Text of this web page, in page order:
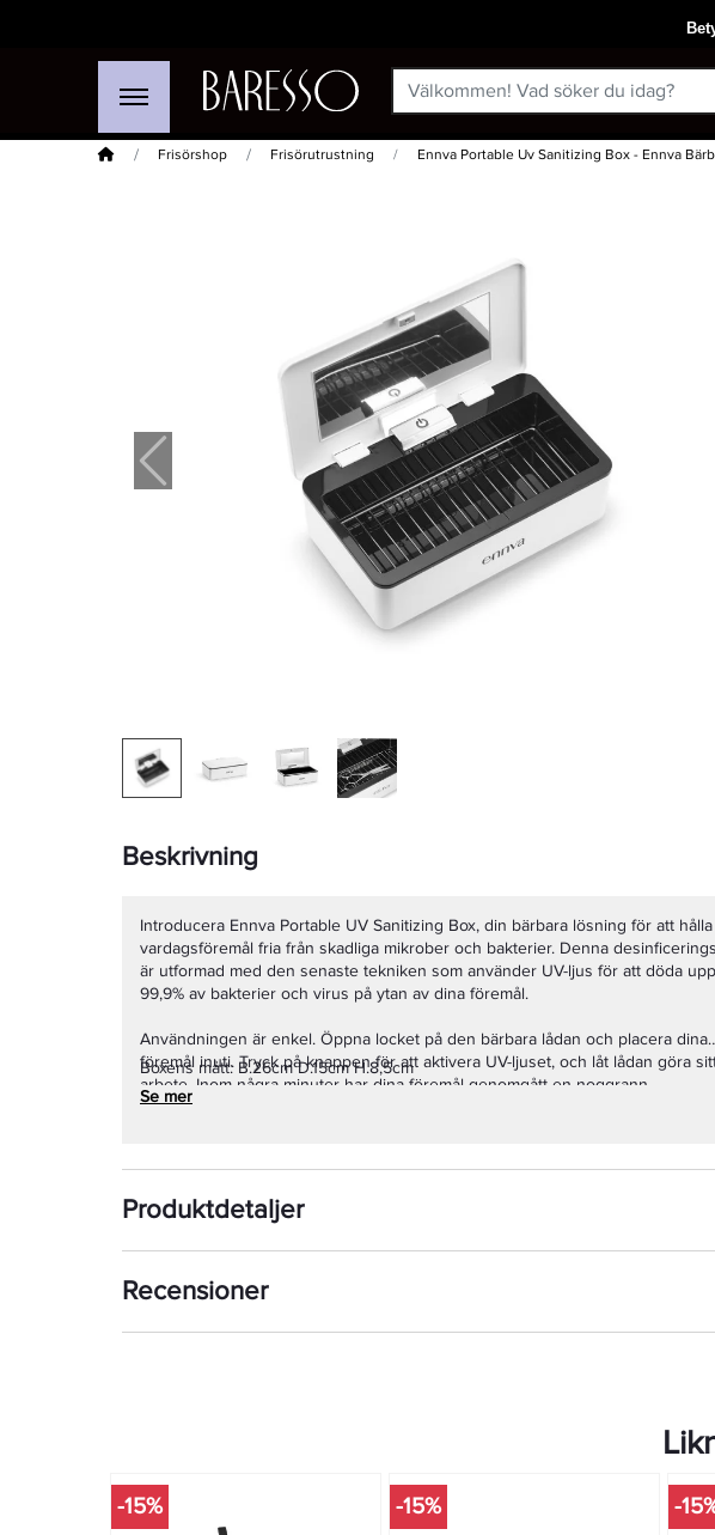
Hem Frisörshop Frisörutrustning Ennva Portable Uv Sanitizing Box - Ennva
Beskrivning
Introducera Ennva Portable UV Sanitizing Box, din bärbara lösning för att
vardagsföremål fria från skadliga mikrober och bakterier. Denna
är utformad med den senaste tekniken som använder UV-ljus för att döda
99,9% av bakterier och virus på ytan av dina föremål.
Användningen är enkel. Öppna locket på den bärbara lådan och placera dina
föremål inuti. Tryck på knappen för att aktivera UV-ljuset, och låt lådan göra
arbete. Inom några minuter har dina föremål genomgått en noggrann
rengöringsprocess och är redo att användas igen.
en mängd olika föremål, inklusive mobiltelefoner, nycklar, smycken, glasögon,
leksaker och mycket mer. Den är lätt att ta med dig och passar perfekt i din
handväska, väska eller i bilen. Använd den när du är på språng eller hemma
Sluta oroa dig för att dina föremål kan vara smittohärdar. Med Ennva Portable
dig och din familj friska. Det är den bärbara lösningen för en renare och mer
Boxens mått: B.26cm D.15cm H.8,5cm
Se mer
Produktdetaljer
Recensioner
-15% -15% -